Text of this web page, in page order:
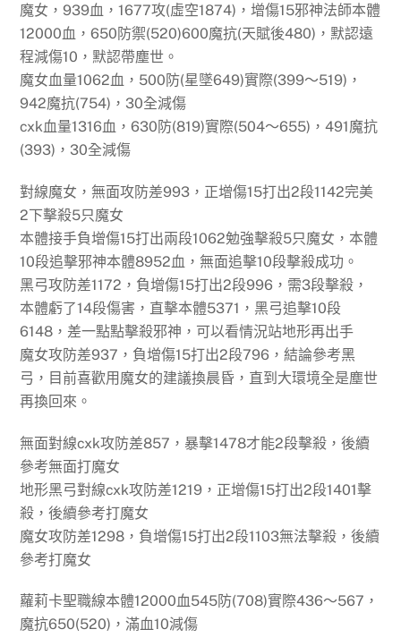
魔女，939血，1677攻(虛空1874)，增傷15邪神法師本體
12000血，650防禦(520)600魔抗(天賦後480)，默認遠
程減傷10，默認帶塵世。
魔女血量1062血，500防(星墜649)實際(399～519)，
942魔抗(754)，30全減傷
cxk血量1316血，630防(819)實際(504～655)，491魔抗
(393)，30全減傷
對線魔女，無面攻防差993，正增傷15打出2段1142完美
2下擊殺5只魔女
本體接手負增傷15打出兩段1062勉強擊殺5只魔女，本體
10段追擊邪神本體8952血，無面追擊10段擊殺成功。
黑弓攻防差1172，負增傷15打出2段996，需3段擊殺，
本體虧了14段傷害，直擊本體5371，黑弓追擊10段
6148，差一點點擊殺邪神，可以看情況站地形再出手
魔女攻防差937，負增傷15打出2段796，結論參考黑
弓，目前喜歡用魔女的建議換晨昏，直到大環境全是塵世
再換回來。
無面對線cxk攻防差857，暴擊1478才能2段擊殺，後續
參考無面打魔女
地形黑弓對線cxk攻防差1219，正增傷15打出2段1401擊
殺，後續參考打魔女
魔女攻防差1298，負增傷15打出2段1103無法擊殺，後續
參考打魔女
蘿莉卡聖職線本體12000血545防(708)實際436～567，
魔抗650(520)，滿血10減傷